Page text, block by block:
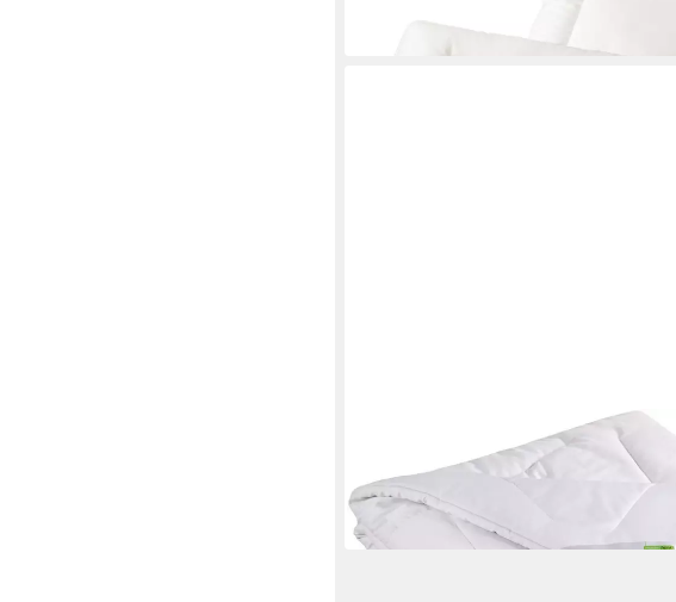
in 2-3 Werktagen bei dir
Naturhaarbettdecke Sommerdecke Karel
Mehrere Größen
ab 135,00 €
lieferbar in 3 Wochen